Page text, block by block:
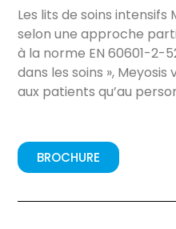
Les lits de soins intensifs
selon une approche
à la norme EN 60601-2-
dans les soins »,
aux patients qu’au
BROCHURE